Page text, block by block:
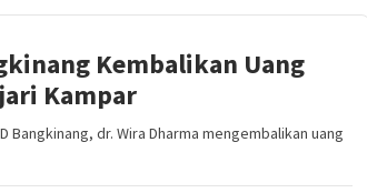
Kembalikan Uang
Kampar
Bangkinang, dr. Wira Dharma mengembalikan uang